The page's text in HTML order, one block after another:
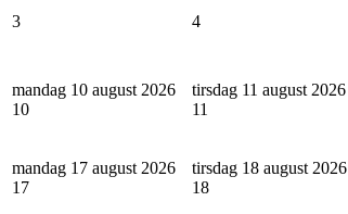
3 4
mandag 10 august 2026
10
tirsdag 11 august 2026
11
mandag 17 august 2026
17
tirsdag 18 august 2026
18